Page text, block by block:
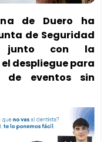
de Duero ha
de Seguridad
junto con la
despliegue para
de eventos sin